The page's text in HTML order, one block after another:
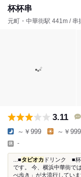
杯杯串
元町・中華街駅 441m / 串
3.11
～￥999 ～￥999
-
...■タピオカ ドリンク ■杯
です。 今、横浜中華街では
べ歩き」が大流行してい